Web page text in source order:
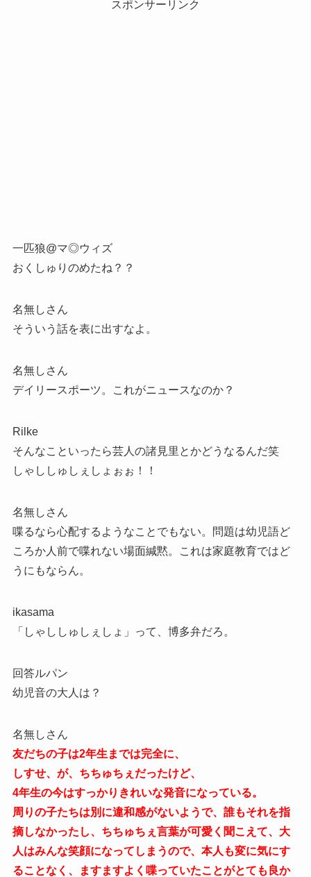
スポンサーリンク
一匹狼@マ◎ウィズ
おくしゅりのめたね？？
名無しさん
そういう話を表に出すなよ。
名無しさん
デイリースポーツ。これがニュースなのか？
Rilke
そんなこといったら芸人の諸見里とかどうなるんだ笑
しゃししゅしぇしょぉぉ！！
名無しさん
喋るなら心配するようなことでもない。問題は幼児語ど
ころか人前で喋れない場面緘黙。これは家庭教育ではど
うにもならん。
ikasama
「しゃししゅしぇしょ」って、博多弁だろ。
回答ルパン
幼児音の大人は？
名無しさん
友だちの子は2年生までは完全に、
しすせ、が、ちちゅちぇだったけど、
4年生の今はすっかりきれいな発音になっている。
周りの子たちは別に違和感がないようで、誰もそれを指
摘しなかったし、ちちゅちぇ言葉が可愛く聞こえて、大
人はみんな笑顔になってしまうので、本人も変に気にす
ることなく、ますますよく喋っていたことがとても良か